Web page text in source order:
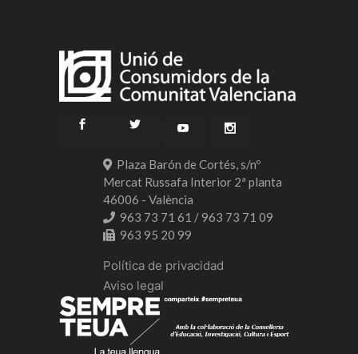
Plaza Barón de Cortés, s/nº
Mercat Russafa Interior 2ª planta
46006 - València
963 73 71 61 / 963 73 71 09
963 95 20 99
Política de privacidad
Aviso legal